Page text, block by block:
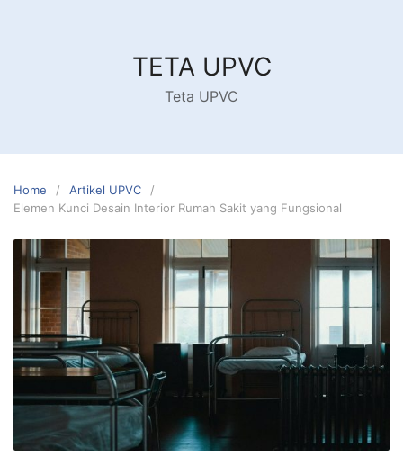
TETA UPVC
Teta UPVC
Home
Artikel UPVC
Elemen Kunci Desain Interior Rumah Sakit yang Fungsional